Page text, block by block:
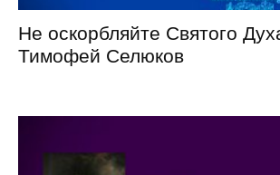
Не оскорбляйте Святого
Тимофей Селюков